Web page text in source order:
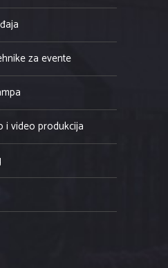
za evente
i video produkcija